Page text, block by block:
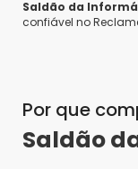
Saldão da
confiável no
Por que
Saldão